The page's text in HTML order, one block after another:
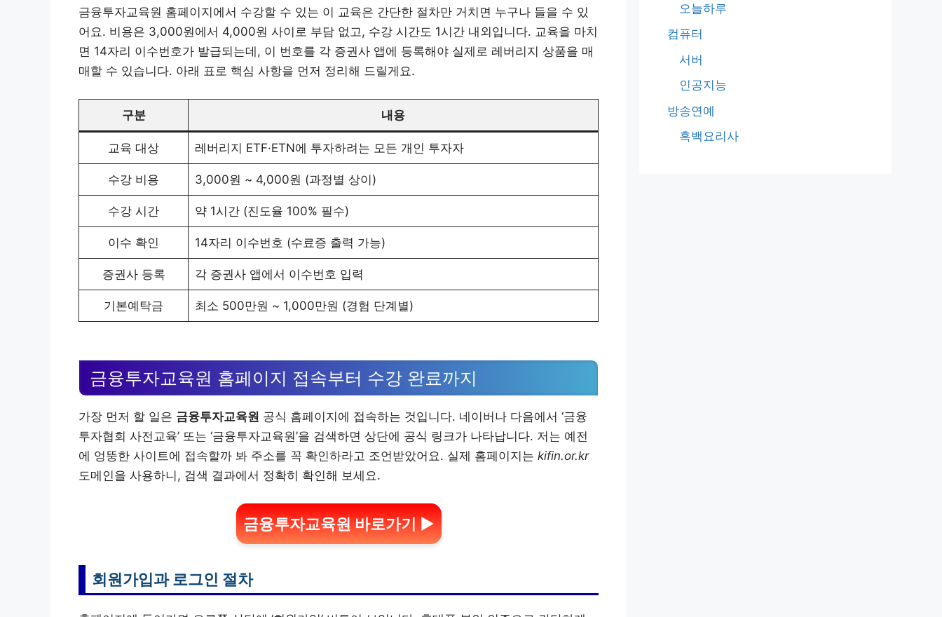
금융투자교육원 홈페이지에서 수강할 수 있는 이 교육은 간단한 절차만 거치면 누구나 들을 수 있
어요. 비용은 3,000원에서 4,000원 사이로 부담 없고, 수강 시간도 1시간 내외입니다. 교육을 마치
면 14자리 이수번호가 발급되는데, 이 번호를 각 증권사 앱에 등록해야 실제로 레버리지 상품을 매
매할 수 있습니다. 아래 표로 핵심 사항을 먼저 정리해 드릴게요.
구분 내용
교육 대상 레버리지 ETF·ETN에 투자하려는 모든 개인 투자자
수강 비용 3,000원 ~ 4,000원 (과정별 상이)
수강 시간 약 1시간 (진도율 100% 필수)
이수 확인 14자리 이수번호 (수료증 출력 가능)
증권사 등록 각 증권사 앱에서 이수번호 입력
기본예탁금 최소 500만원 ~ 1,000만원 (경험 단계별)
금융투자교육원 홈페이지 접속부터 수강 완료까지
가장 먼저 할 일은 금융투자교육원 공식 홈페이지에 접속하는 것입니다. 네이버나 다음에서 ‘금융
투자협회 사전교육’ 또는 ‘금융투자교육원’을 검색하면 상단에 공식 링크가 나타납니다. 저는 예전
에 엉뚱한 사이트에 접속할까 봐 주소를 꼭 확인하라고 조언받았어요. 실제 홈페이지는 kifin.or.kr
도메인을 사용하니, 검색 결과에서 정확히 확인해 보세요.
금융투자교육원 바로가기 ▶
회원가입과 로그인 절차
오늘하루
컴퓨터
서버
인공지능
방송연예
흑백요리사